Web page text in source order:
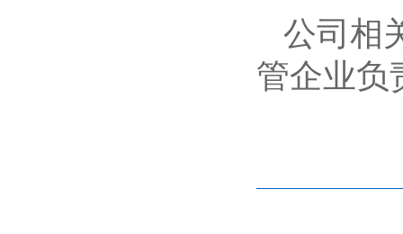
公司相
管企业负